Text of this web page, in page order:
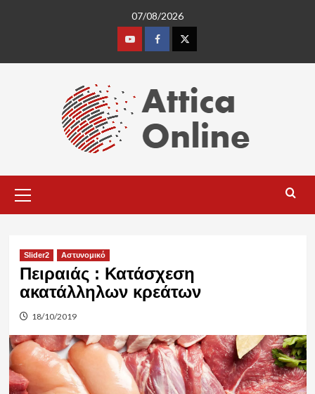
07/08/2026
YoutubeFacebookTwitter
Menu
Slider2 Αστυνομικό
Πειραιάς : Κατάσχεση
ακατάλληλων κρεάτων
18/10/2019